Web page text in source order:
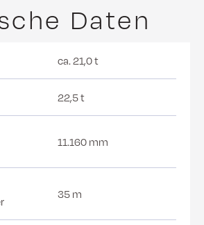
Daten
ca. 21,0 t
22,5 t
11.160 mm
35 m